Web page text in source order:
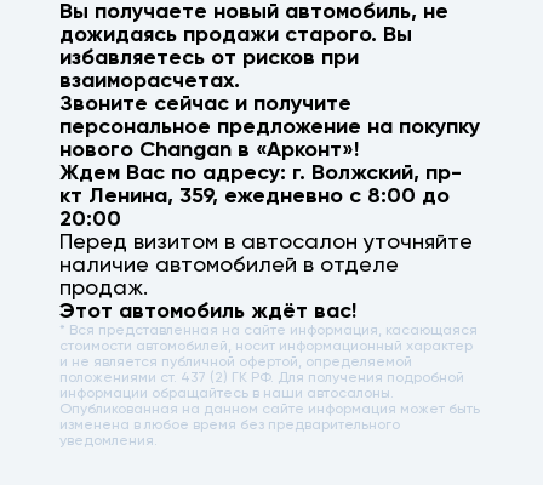
Вы получаете новый автомобиль, не
дожидаясь продажи старого. Вы
избавляетесь от рисков при
взаиморасчетах.
Звоните сейчас и получите
персональное предложение на покупку
нового Changan в «Арконт»!
Ждем Вас по адресу: г. Волжский, пр-
кт Ленина, 359, ежедневно с 8:00 до
20:00
Перед визитом в автосалон уточняйте
наличие автомобилей в отделе
продаж.
Этот автомобиль ждёт вас!
* Вся представленная на сайте информация, касающаяся
стоимости автомобилей, носит информационный характер
и не является публичной офертой, определяемой
положениями ст. 437 (2) ГК РФ. Для получения подробной
информации обращайтесь в наши автосалоны.
Опубликованная на данном сайте информация может быть
изменена в любое время без предварительного
уведомления.